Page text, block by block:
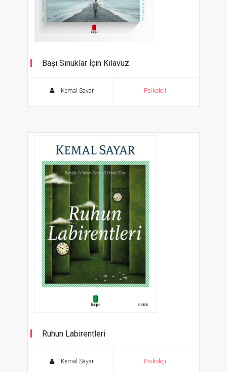
Başı Sınuklar İçin Kılavuz
Kemal Sayar Psikoloji
Ruhun Labirentleri
Kemal Sayar Psikoloji